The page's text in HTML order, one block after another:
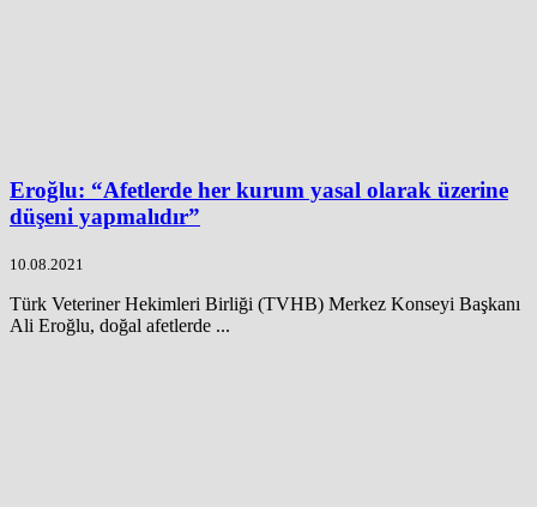
Eroğlu: “Afetlerde her kurum yasal olarak üzerine
düşeni yapmalıdır”
10.08.2021
Türk Veteriner Hekimleri Birliği (TVHB) Merkez Konseyi Başkanı
Ali Eroğlu, doğal afetlerde ...